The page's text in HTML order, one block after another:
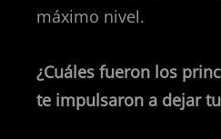
máximo nivel.
¿Cuáles fueron los
te impulsaron a dejar